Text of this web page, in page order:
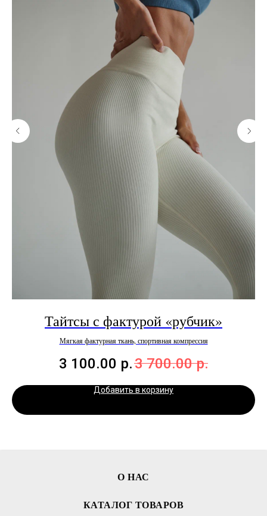
Тайтсы с фактурой «рубчик»
Мягкая фактурная ткань, спортивная компрессия
3 100.00 р.3 700.00 р.
Добавить в корзину
О НАС
КАТАЛОГ ТОВАРОВ